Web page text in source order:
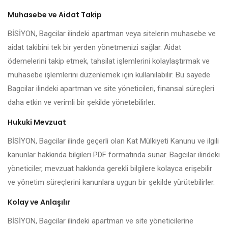
Muhasebe ve Aidat Takip
BİSİYON, Bagcilar ilindeki apartman veya sitelerin muhasebe ve
aidat takibini tek bir yerden yönetmenizi sağlar. Aidat
ödemelerini takip etmek, tahsilat işlemlerini kolaylaştırmak ve
muhasebe işlemlerini düzenlemek için kullanılabilir. Bu sayede
Bagcilar ilindeki apartman ve site yöneticileri, finansal süreçleri
daha etkin ve verimli bir şekilde yönetebilirler.
Hukuki Mevzuat
BİSİYON, Bagcilar ilinde geçerli olan Kat Mülkiyeti Kanunu ve ilgili
kanunlar hakkında bilgileri PDF formatında sunar. Bagcilar ilindeki
yöneticiler, mevzuat hakkında gerekli bilgilere kolayca erişebilir
ve yönetim süreçlerini kanunlara uygun bir şekilde yürütebilirler.
Kolay ve Anlaşılır
BİSİYON, Bagcilar ilindeki apartman ve site yöneticilerine